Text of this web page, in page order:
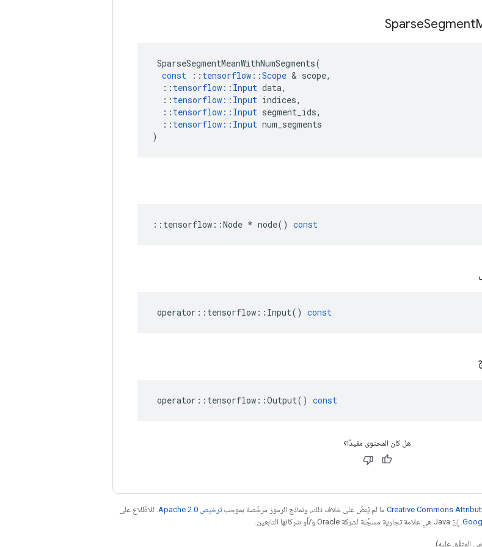
SparseSegment
SparseSegmentMeanWithNumSegments(
const
:: tensorflow ::Scope & scope,
:: tensorflow :: Input data,
:: tensorflow :: Input indices,
:: tensorflow :: Input segment_ids,
:: tensorflow :: Input num_segments
)
:: tensorflow ::Node * node() const
operator :: tensorflow :: Input() const
operator :: tensorflow ::Output() const
هل كان المحتوى مفيدًا؟
ما لم يُنصّ على خلاف ذلك، ونماذج الرموز مرخّصة بموجبترخيص Apache 2.0‏
. للاطّلاع على
. إنّ Java هي علامة تجارية مسجَّلة لشركة Oracle و/أو شركائها التابعين.